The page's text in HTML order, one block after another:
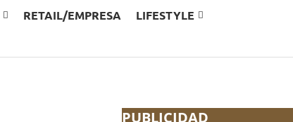
RETAIL/EMPRESA
LIFESTYLE
PUBLICIDAD